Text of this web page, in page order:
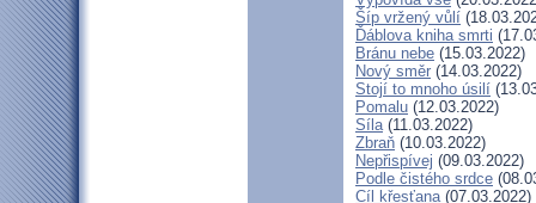
Šíp vržený vůlí
Ďáblova kniha smrti
Bránu nebe (15.03.2022)
Nový směr (14.03.2022)
Stojí to mnoho úsilí
Pomalu (12.03.2022)
Síla(11.03.2022)
Zbraň (10.03.2022)
Nepřispívej (09.03.2022)
Podle čistého srdce
Cíl křesťana(07.03.2022)